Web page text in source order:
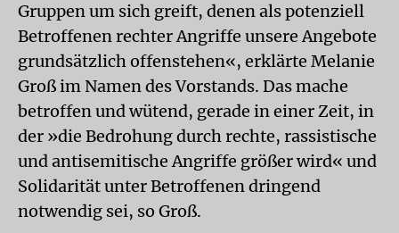
Gruppen um sich greift, denen als potenziell
Betroffenen rechter Angriffe unsere Angebote
grundsätzlich offenstehen«, erklärte Melanie
Groß im Namen des Vorstands. Das mache
betroffen und wütend, gerade in einer Zeit, in
der »die Bedrohung durch rechte, rassistische
und antisemitische Angriffe größer wird« und
Solidarität unter Betroffenen dringend
notwendig sei, so Groß.